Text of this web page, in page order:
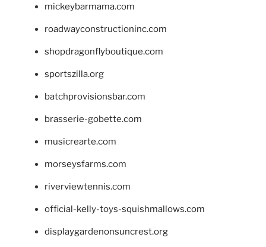
mickeybarmama.com
roadwayconstructioninc.com
shopdragonflyboutique.com
sportszilla.org
batchprovisionsbar.com
brasserie-gobette.com
musicrearte.com
morseysfarms.com
riverviewtennis.com
official-kelly-toys-squishmallows.com
displaygardenonsuncrest.org